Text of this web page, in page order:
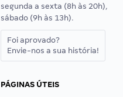
segunda a sexta (8h às 20h),
sábado (9h às 13h).
Foi aprovado?
Envie-nos a sua história!
PÁGINAS ÚTEIS